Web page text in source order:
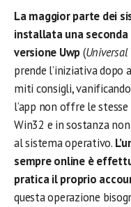
La maggior parte dei
installata una seconda
versione Uwp(Universal
prende l’iniziativa dopo
miti consigli,
l’app non offre le
Win32 e in sostanza
al sistema operativo.
sempre online è
pratica il proprio
questa operazione